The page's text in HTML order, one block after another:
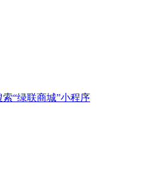
“绿联商城”小程序